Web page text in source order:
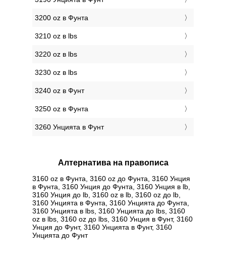
3200 oz в Фунтa
3210 oz в lbs
3220 oz в lbs
3230 oz в lbs
3240 oz в Фунт
3250 oz в Фунтa
3260 Унцията в Фунт
Алтернатива на правописа
3160 oz в Фунтa, 3160 oz до Фунтa, 3160 Унция
в Фунтa, 3160 Унция до Фунтa, 3160 Унция в lb,
3160 Унция до lb, 3160 oz в lb, 3160 oz до lb,
3160 Унцията в Фунтa, 3160 Унцията до Фунтa,
3160 Унцията в lbs, 3160 Унцията до lbs, 3160
oz в lbs, 3160 oz до lbs, 3160 Унция в Фунт, 3160
Унция до Фунт, 3160 Унцията в Фунт, 3160
Унцията до Фунт